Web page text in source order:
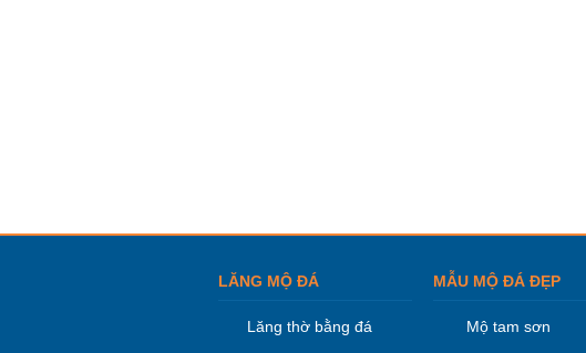
LĂNG MỘ ĐÁ
Lăng thờ bằng đá
MẪU MỘ ĐÁ ĐẸP
Mộ tam sơn